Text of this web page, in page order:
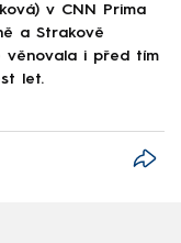
v CNN Prima
a Strakově
věnovala i před tím
let.